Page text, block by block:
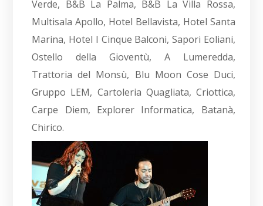
Verde, B&B La Palma, B&B La Villa Rossa,
Multisala Apollo, Hotel Bellavista, Hotel Santa
Marina, Hotel I Cinque Balconi, Sapori Eoliani,
Ostello della Gioventù, A Lumeredda,
Trattoria del Monsù, Blu Moon Cose Duci,
Gruppo LEM, Cartoleria Quagliata, Criottica,
Carpe Diem, Explorer Informatica, Batanà,
Chirico.